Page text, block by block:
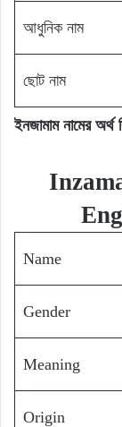
আধুনিক নাম
ছোট নাম
ইনজামাম নামের অর্থ
Name
Gender
Meaning
Origin